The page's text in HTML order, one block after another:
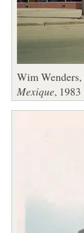
Wim Wenders,
Mexique, 1983